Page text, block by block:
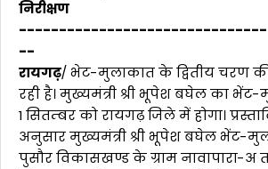
निरीक्षण
--
रायगढ़/ भेट-मुलाकात के द्वितीय चरण
रही है। मुख्यमंत्री श्री भूपेश बघेल का
1 सितम्बर को रायगढ़ जिले में होगा।
अनुसार मुख्यमंत्री श्री भूपेश बघेल भेंट-
पुसौर विकासखण्ड के ग्राम नावापारा-अ